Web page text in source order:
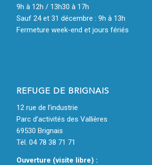
9h à 12h / 13h30 à 17h
Sauf 24 et 31 décembre : 9h à 13h
Fermeture week-end et jours fériés
REFUGE DE BRIGNAIS
12 rue de l’industrie
Parc d’activités des Vallières
69530 Brignais
Tél. 04 78 38 71 71
Ouverture (visite libre) :